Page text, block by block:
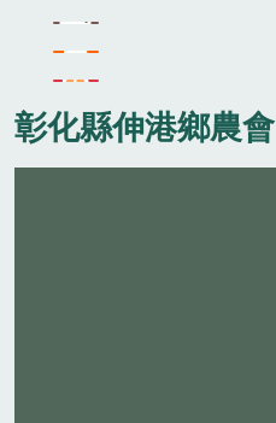
彰化縣伸港鄉農會